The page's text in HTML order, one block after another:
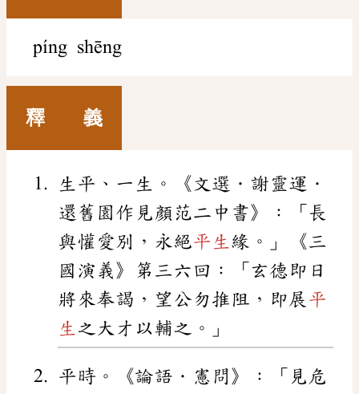
píng shēng
釋 義
生平、一生。《文選．謝靈運．
還舊園作見顏范二中書》：「長
與懽愛別，永絕平生 緣。」《三
國演義》第三六回：「玄德即日
將來奉謁，望公勿推阻，即展 平
生 之大才以輔之。」
平時。《論語．憲問》：「見危